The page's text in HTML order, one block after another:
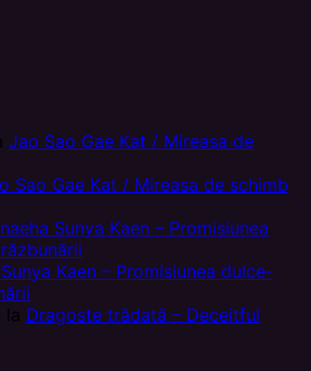
Jao Sao Gae Kat / Mireasa de
Sao Gae Kat / Mireasa de schimb
Sunya Kaen – Promisiunea
Kaen – Promisiunea dulce-
la Dragoste trădată – Deceitful